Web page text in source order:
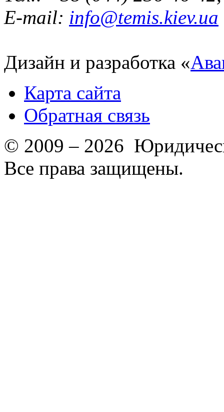
E-mail: info@temis.kiev.ua
Дизайн и разработка «
Карта сайта
Обратная связь
© 2009 – 2026
Все права защищены.